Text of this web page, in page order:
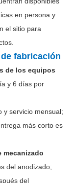
en persona y
el sitio para
fabricación
de los equipos
y 6 días por
y servicio mensual;
más corto es
mecanizado
del anodizado;
del